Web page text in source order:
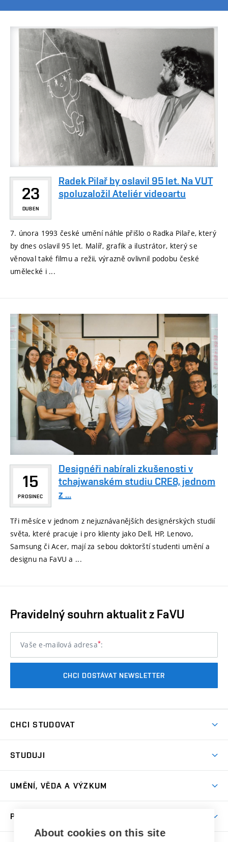
23
DUBEN
Radek Pilař by oslavil 95 let. Na VUT
spoluzaložil Ateliér videoartu
7. února 1993 české umění náhle přišlo o Radka Pilaře, který
by dnes oslavil 95 let. Malíř, grafik a ilustrátor, který se
věnoval také filmu a režii, výrazně ovlivnil podobu české
umělecké i ...
15
PROSINEC
Designéři nabírali zkušenosti v
tchajwanském studiu CRE8, jednom
z ...
Tři měsíce v jednom z nejuznávanějších designérských studií
světa, které pracuje i pro klienty jako Dell, HP, Lenovo,
Samsung či Acer, mají za sebou doktorští studenti umění a
designu na FaVU a ...
Pravidelný souhrn aktualit z FaVU
Vaše e-mailová adresa*:
CHCI DOSTÁVAT NEWSLETTER
CHCI STUDOVAT
Přijímačky
Dny otevřených dveří
Přípravné kurzy
Studium bez bariér
STUDUJI
Časový plán studia
Studijní předpisy a formuláře
UMĚNÍ, VĚDA A VÝZKUM
PRO VEŘEJNOST
Letní školy a semestrální kurzy
About cookies on this site